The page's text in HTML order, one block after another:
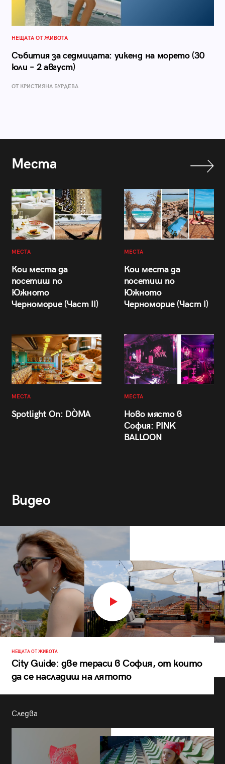
НЕЩАТА ОТ ЖИВОТА
Събития за седмицата: уикенд на морето (30
юли – 2 август)
ОТ КРИСТИЯНА БУРДЕВА
Места
МЕСТА
Кои места да
посетиш по
Южното
Черноморие (Част II)
МЕСТА
Кои места да
посетиш по
Южното
Черноморие (Част I)
МЕСТА
Spotlight On: DÒMA
МЕСТА
Ново място в
София: PINK
BALLOON
Видео
НЕЩАТА ОТ ЖИВОТА
City Guide: две тераси в София, от които
да се насладиш на лятото
Следва